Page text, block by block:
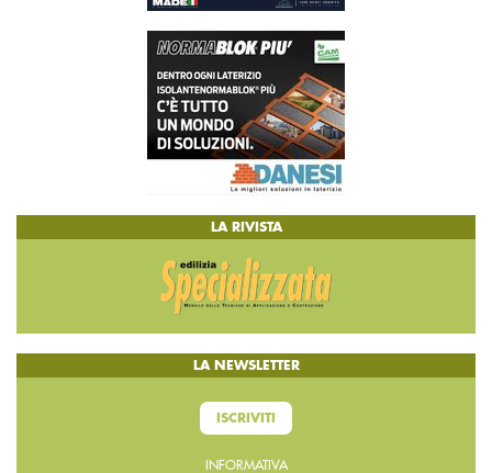
LA RIVISTA
LA NEWSLETTER
ISCRIVITI
INFORMATIVA